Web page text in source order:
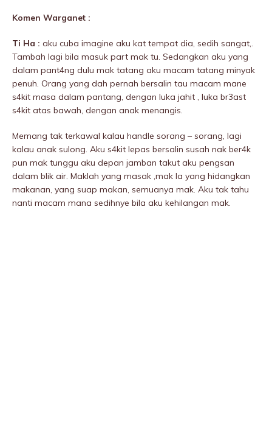
Komen Warganet :
Ti Ha : aku cuba imagine aku kat tempat dia, sedih sangat,.
Tambah lagi bila masuk part mak tu. Sedangkan aku yang
dalam pant4ng dulu mak tatang aku macam tatang minyak
penuh. Orang yang dah pernah bersalin tau macam mane
s4kit masa dalam pantang, dengan Iuka jahit , Iuka br3ast
s4kit atas bawah, dengan anak menangis.
Memang tak terkawal kalau handle sorang – sorang, lagi
kalau anak sulong. Aku s4kit lepas bersalin susah nak ber4k
pun mak tunggu aku depan jamban takut aku pengsan
dalam blik air. Maklah yang masak ,mak la yang hidangkan
makanan, yang suap makan, semuanya mak. Aku tak tahu
nanti macam mana sedihnye bila aku kehilangan mak.